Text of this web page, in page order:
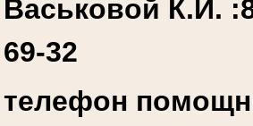
Васьковой К.И. :
69-32
телефон